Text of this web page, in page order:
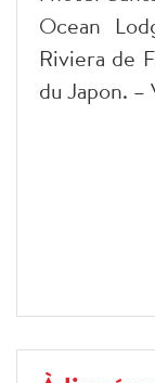
Ocean
Riviera de
du Japon.